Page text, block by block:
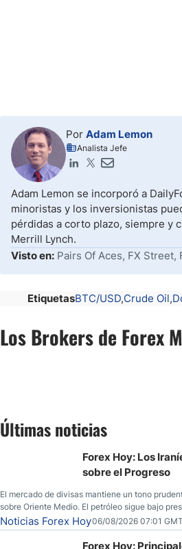
Por Adam Lemon
Analista Jefe
Adam Lemon se incorporó a
minoristas y los inversionistas
pérdidas a corto plazo, siempre y
Merrill Lynch.
Visto en: Pairs Of Aces, FX Street,
EtiquetasBTC/USD Crude Oil
Los Brokers de Forex
Últimas noticias
Forex Hoy: Los
sobre el Progreso
El mercado de divisas mantiene un tono
sobre Oriente Medio. El petróleo sigue bajo
fortaleza y los operadores esperan nuevas
Estados Unidos.
Noticias Forex Hoy06/08/2026 07:01
Forex Hoy: